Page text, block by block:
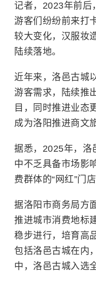
记者，2023年前后
游客们纷纷前来打
较大变化，汉服妆
陆续落地。
近年来，洛邑古城
游客需求，陆续推
目，同时推进业态
成为洛阳推进商文
据悉，2025年，洛
中不乏具备市场影
费群体的“网红”门店
据洛阳市商务局方
推进城市消费地标
稳步进行，培育高
包括洛邑古城在内
中，洛邑古城入选